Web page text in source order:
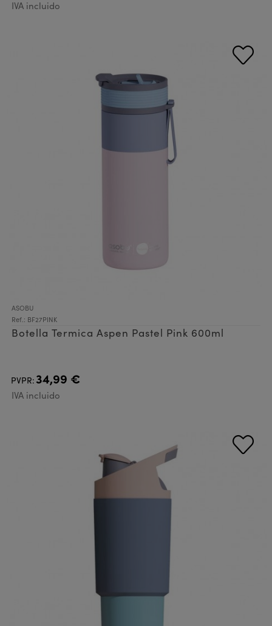
IVA incluido
ASOBU
Ref.: BF27PINK
Botella Termica Aspen Pastel Pink 600ml
PVPR:34,99 €
IVA incluido